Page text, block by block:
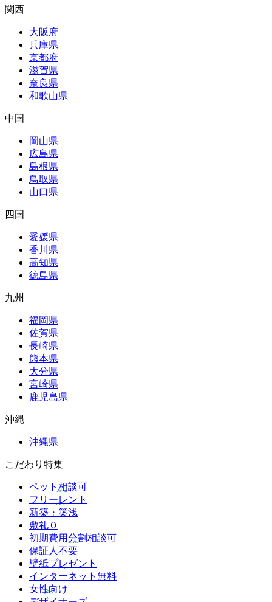
関西
大阪府
兵庫県
京都府
滋賀県
奈良県
和歌山県
中国
岡山県
広島県
島根県
鳥取県
山口県
四国
愛媛県
香川県
高知県
徳島県
九州
福岡県
佐賀県
長崎県
熊本県
大分県
宮崎県
鹿児島県
沖縄
沖縄県
こだわり特集
ペット相談可
フリーレント
新築・築浅
敷礼０
初期費用分割相談可
保証人不要
壁紙プレゼント
インターネット無料
女性向け